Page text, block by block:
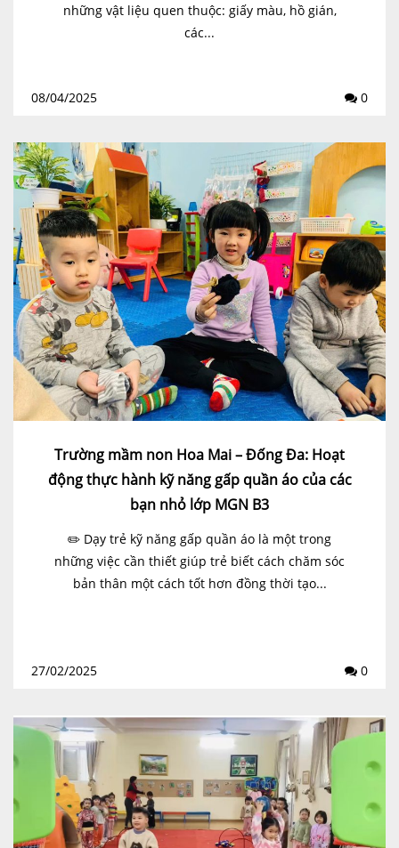
những vật liệu quen thuộc: giấy màu, hồ gián,
các...
08/04/2025 0
Trường mầm non Hoa Mai – Đống Đa: Hoạt
động thực hành kỹ năng gấp quần áo của các
bạn nhỏ lớp MGN B3
✏️ Dạy trẻ kỹ năng gấp quần áo là một trong
những việc cần thiết giúp trẻ biết cách chăm sóc
bản thân một cách tốt hơn đồng thời tạo...
27/02/2025 0